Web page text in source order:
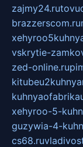
zajmy24.ru
brazzerscom.ru
vskrytie-
zed-online.ru
xehyroo-5-
guzywia-4-
cs68.ru